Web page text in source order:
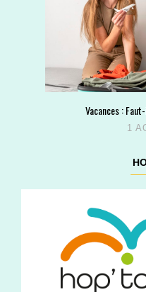
Vacances :
1